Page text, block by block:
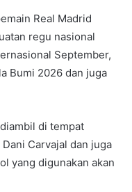
Real Madrid
regu nasional
September,
Bumi 2026 dan juga
di tempat
Carvajal dan juga
yang digunakan akan